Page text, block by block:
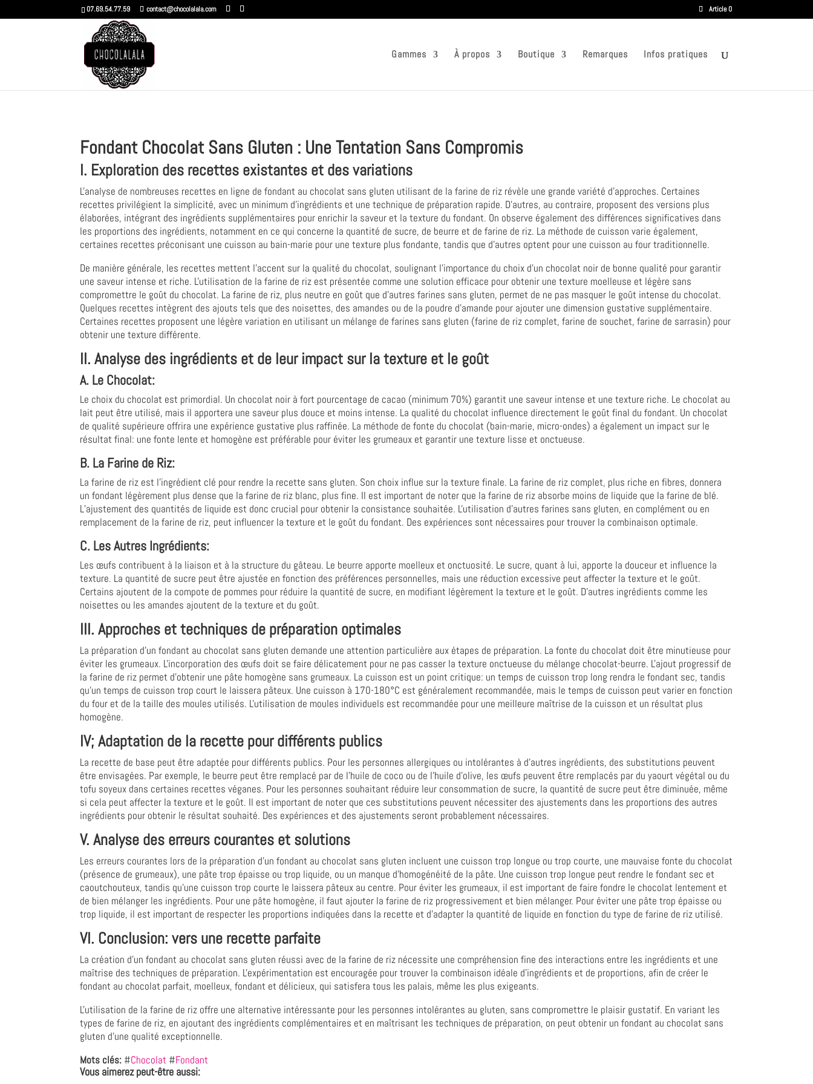
07.69.54.77.59 contact@chocolalala.com Article 0
Gammes À propos Boutique Remarques Infos pratiques
Fondant Chocolat Sans Gluten : Une Tentation Sans Compromis
I. Exploration des recettes existantes et des variations
L'analyse de nombreuses recettes en ligne de fondant au chocolat sans gluten utilisant de la farine de riz révèle une grande variété d'approches. Certaines
recettes privilégient la simplicité, avec un minimum d'ingrédients et une technique de préparation rapide. D'autres, au contraire, proposent des versions plus
élaborées, intégrant des ingrédients supplémentaires pour enrichir la saveur et la texture du fondant. On observe également des différences significatives dans
les proportions des ingrédients, notamment en ce qui concerne la quantité de sucre, de beurre et de farine de riz. La méthode de cuisson varie également,
certaines recettes préconisant une cuisson au bain-marie pour une texture plus fondante, tandis que d'autres optent pour une cuisson au four traditionnelle.
De manière générale, les recettes mettent l'accent sur la qualité du chocolat, soulignant l'importance du choix d'un chocolat noir de bonne qualité pour garantir
une saveur intense et riche. L'utilisation de la farine de riz est présentée comme une solution efficace pour obtenir une texture moelleuse et légère sans
compromettre le goût du chocolat. La farine de riz, plus neutre en goût que d'autres farines sans gluten, permet de ne pas masquer le goût intense du chocolat.
Quelques recettes intègrent des ajouts tels que des noisettes, des amandes ou de la poudre d'amande pour ajouter une dimension gustative supplémentaire.
Certaines recettes proposent une légère variation en utilisant un mélange de farines sans gluten (farine de riz complet, farine de souchet, farine de sarrasin) pour
obtenir une texture différente.
II. Analyse des ingrédients et de leur impact sur la texture et le goût
A. Le Chocolat:
Le choix du chocolat est primordial. Un chocolat noir à fort pourcentage de cacao (minimum 70%) garantit une saveur intense et une texture riche. Le chocolat au
lait peut être utilisé, mais il apportera une saveur plus douce et moins intense. La qualité du chocolat influence directement le goût final du fondant. Un chocolat
de qualité supérieure offrira une expérience gustative plus raffinée. La méthode de fonte du chocolat (bain-marie, micro-ondes) a également un impact sur le
résultat final: une fonte lente et homogène est préférable pour éviter les grumeaux et garantir une texture lisse et onctueuse.
B. La Farine de Riz:
La farine de riz est l'ingrédient clé pour rendre la recette sans gluten. Son choix influe sur la texture finale. La farine de riz complet, plus riche en fibres, donnera
un fondant légèrement plus dense que la farine de riz blanc, plus fine. Il est important de noter que la farine de riz absorbe moins de liquide que la farine de blé.
L’ajustement des quantités de liquide est donc crucial pour obtenir la consistance souhaitée. L'utilisation d'autres farines sans gluten, en complément ou en
remplacement de la farine de riz, peut influencer la texture et le goût du fondant. Des expériences sont nécessaires pour trouver la combinaison optimale.
C. Les Autres Ingrédients:
Les œufs contribuent à la liaison et à la structure du gâteau. Le beurre apporte moelleux et onctuosité. Le sucre, quant à lui, apporte la douceur et influence la
texture. La quantité de sucre peut être ajustée en fonction des préférences personnelles, mais une réduction excessive peut affecter la texture et le goût.
Certains ajoutent de la compote de pommes pour réduire la quantité de sucre, en modifiant légèrement la texture et le goût. D'autres ingrédients comme les
noisettes ou les amandes ajoutent de la texture et du goût.
III. Approches et techniques de préparation optimales
La préparation d'un fondant au chocolat sans gluten demande une attention particulière aux étapes de préparation. La fonte du chocolat doit être minutieuse pour
éviter les grumeaux. L'incorporation des œufs doit se faire délicatement pour ne pas casser la texture onctueuse du mélange chocolat-beurre. L'ajout progressif de
la farine de riz permet d'obtenir une pâte homogène sans grumeaux. La cuisson est un point critique: un temps de cuisson trop long rendra le fondant sec, tandis
qu'un temps de cuisson trop court le laissera pâteux. Une cuisson à 170-180°C est généralement recommandée, mais le temps de cuisson peut varier en fonction
du four et de la taille des moules utilisés. L'utilisation de moules individuels est recommandée pour une meilleure maîtrise de la cuisson et un résultat plus
homogène.
IV; Adaptation de la recette pour différents publics
La recette de base peut être adaptée pour différents publics. Pour les personnes allergiques ou intolérantes à d’autres ingrédients, des substitutions peuvent
être envisagées. Par exemple, le beurre peut être remplacé par de l'huile de coco ou de l'huile d'olive, les œufs peuvent être remplacés par du yaourt végétal ou du
tofu soyeux dans certaines recettes véganes. Pour les personnes souhaitant réduire leur consommation de sucre, la quantité de sucre peut être diminuée, même
si cela peut affecter la texture et le goût. Il est important de noter que ces substitutions peuvent nécessiter des ajustements dans les proportions des autres
ingrédients pour obtenir le résultat souhaité. Des expériences et des ajustements seront probablement nécessaires.
V. Analyse des erreurs courantes et solutions
Les erreurs courantes lors de la préparation d'un fondant au chocolat sans gluten incluent une cuisson trop longue ou trop courte, une mauvaise fonte du chocolat
(présence de grumeaux), une pâte trop épaisse ou trop liquide, ou un manque d'homogénéité de la pâte. Une cuisson trop longue peut rendre le fondant sec et
caoutchouteux, tandis qu'une cuisson trop courte le laissera pâteux au centre. Pour éviter les grumeaux, il est important de faire fondre le chocolat lentement et
de bien mélanger les ingrédients. Pour une pâte homogène, il faut ajouter la farine de riz progressivement et bien mélanger. Pour éviter une pâte trop épaisse ou
trop liquide, il est important de respecter les proportions indiquées dans la recette et d'adapter la quantité de liquide en fonction du type de farine de riz utilisé.
VI. Conclusion: vers une recette parfaite
La création d'un fondant au chocolat sans gluten réussi avec de la farine de riz nécessite une compréhension fine des interactions entre les ingrédients et une
maîtrise des techniques de préparation. L'expérimentation est encouragée pour trouver la combinaison idéale d'ingrédients et de proportions, afin de créer le
fondant au chocolat parfait, moelleux, fondant et délicieux, qui satisfera tous les palais, même les plus exigeants.
L'utilisation de la farine de riz offre une alternative intéressante pour les personnes intolérantes au gluten, sans compromettre le plaisir gustatif. En variant les
types de farine de riz, en ajoutant des ingrédients complémentaires et en maîtrisant les techniques de préparation, on peut obtenir un fondant au chocolat sans
gluten d'une qualité exceptionnelle.
Mots clés: #Chocolat #Fondant
Vous aimerez peut-être aussi: